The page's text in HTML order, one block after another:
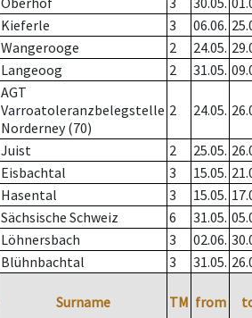
Kieferle 3 06.06.
Wangerooge 2 24.05.
Langeoog 2 31.05.
AGT
Varroatoleranzbelegstelle
Norderney (70)
2 24.05.
Juist 2 25.05.
Eisbachtal 3 15.05.
Hasental 3 15.05.
Sächsische Schweiz 6 31.05.
Löhnersbach 3 02.06.
Blühnbachtal 3 31.05.
Surname TM from